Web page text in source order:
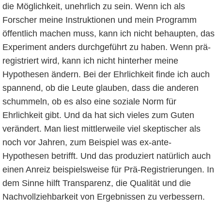
die Möglichkeit, unehrlich zu sein. Wenn ich als
Forscher meine Instruktionen und mein Programm
öffentlich machen muss, kann ich nicht behaupten, das
Experiment anders durchgeführt zu haben. Wenn prä-
registriert wird, kann ich nicht hinterher meine
Hypothesen ändern. Bei der Ehrlichkeit finde ich auch
spannend, ob die Leute glauben, dass die anderen
schummeln, ob es also eine soziale Norm für
Ehrlichkeit gibt. Und da hat sich vieles zum Guten
verändert. Man liest mittlerweile viel skeptischer als
noch vor Jahren, zum Beispiel was ex-ante-
Hypothesen betrifft. Und das produziert natürlich auch
einen Anreiz beispielsweise für Prä-Registrierungen. In
dem Sinne hilft Transparenz, die Qualität und die
Nachvollziehbarkeit von Ergebnissen zu verbessern.